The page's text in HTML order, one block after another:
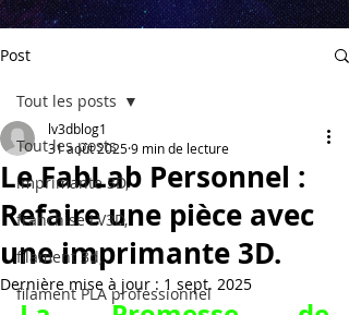
Post
Tout les posts
imprimante 3D,
franchise LV3D,
filament 3d,
filament PLA professionnel
Tout les posts
Le FabLab Personnel :
Refaire une pièce avec
une imprimante 3D.
lv3dblog1
31 août 20259 min de lecture
Dernière mise à jour : 1 sept. 2025